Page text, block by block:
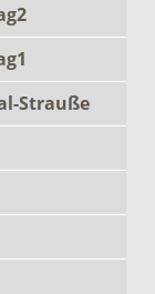
Strauße